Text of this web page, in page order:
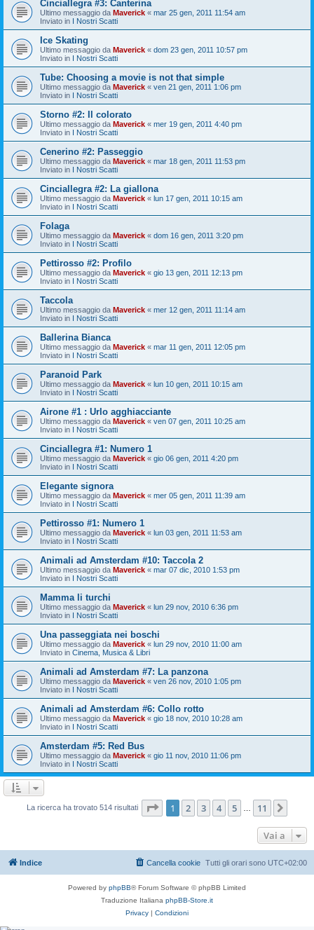
Cinciallegra #3: Canterina
Ultimo messaggio da Maverick « mar 25 gen, 2011 11:54 am
Inviato in I Nostri Scatti
Ice Skating
Ultimo messaggio da Maverick « dom 23 gen, 2011 10:57 pm
Inviato in I Nostri Scatti
Tube: Choosing a movie is not that simple
Ultimo messaggio da Maverick « ven 21 gen, 2011 1:06 pm
Inviato in I Nostri Scatti
Storno #2: Il colorato
Ultimo messaggio da Maverick « mer 19 gen, 2011 4:40 pm
Inviato in I Nostri Scatti
Cenerino #2: Passeggio
Ultimo messaggio da Maverick « mar 18 gen, 2011 11:53 pm
Inviato in I Nostri Scatti
Cinciallegra #2: La giallona
Ultimo messaggio da Maverick « lun 17 gen, 2011 10:15 am
Inviato in I Nostri Scatti
Folaga
Ultimo messaggio da Maverick « dom 16 gen, 2011 3:20 pm
Inviato in I Nostri Scatti
Pettirosso #2: Profilo
Ultimo messaggio da Maverick « gio 13 gen, 2011 12:13 pm
Inviato in I Nostri Scatti
Taccola
Ultimo messaggio da Maverick « mer 12 gen, 2011 11:14 am
Inviato in I Nostri Scatti
Ballerina Bianca
Ultimo messaggio da Maverick « mar 11 gen, 2011 12:05 pm
Inviato in I Nostri Scatti
Paranoid Park
Ultimo messaggio da Maverick « lun 10 gen, 2011 10:15 am
Inviato in I Nostri Scatti
Airone #1 : Urlo agghiacciante
Ultimo messaggio da Maverick « ven 07 gen, 2011 10:25 am
Inviato in I Nostri Scatti
Cinciallegra #1: Numero 1
Ultimo messaggio da Maverick « gio 06 gen, 2011 4:20 pm
Inviato in I Nostri Scatti
Elegante signora
Ultimo messaggio da Maverick « mer 05 gen, 2011 11:39 am
Inviato in I Nostri Scatti
Pettirosso #1: Numero 1
Ultimo messaggio da Maverick « lun 03 gen, 2011 11:53 am
Inviato in I Nostri Scatti
Animali ad Amsterdam #10: Taccola 2
Ultimo messaggio da Maverick « mar 07 dic, 2010 1:53 pm
Inviato in I Nostri Scatti
Mamma li turchi
Ultimo messaggio da Maverick « lun 29 nov, 2010 6:36 pm
Inviato in I Nostri Scatti
Una passeggiata nei boschi
Ultimo messaggio da Maverick « lun 29 nov, 2010 11:00 am
Inviato in Cinema, Musica & Libri
Animali ad Amsterdam #7: La panzona
Ultimo messaggio da Maverick « ven 26 nov, 2010 1:05 pm
Inviato in I Nostri Scatti
Animali ad Amsterdam #6: Collo rotto
Ultimo messaggio da Maverick « gio 18 nov, 2010 10:28 am
Inviato in I Nostri Scatti
Amsterdam #5: Red Bus
Ultimo messaggio da Maverick « gio 11 nov, 2010 11:06 pm
Inviato in I Nostri Scatti
La ricerca ha trovato 514 risultati Pagina di 11
1 2 3 4 5 11
Vai a
Indice Tutti gli orari sono UTC+02:00
Cancella cookie
Powered by phpBB® Forum Software © phpBB Limited
Traduzione Italiana phpBB-Store.it
Privacy | Condizioni